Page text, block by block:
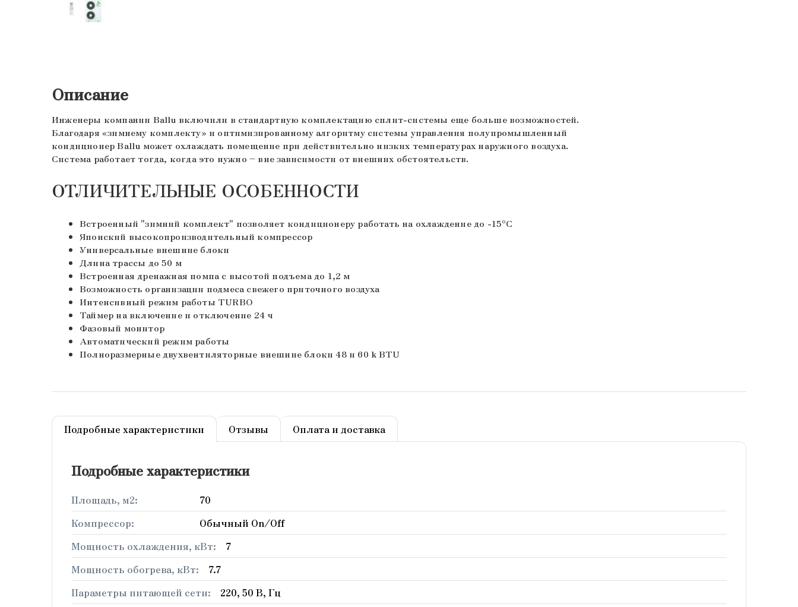
Описание
Инженеры компании Ballu включили в стандартную комплектацию сплит-системы еще больше возможностей.
Благодаря «зимнему комплекту» и оптимизированному алгоритму системы управления полупромышленный
кондиционер Ballu может охлаждать помещение при действительно низких температурах наружного воздуха.
Система работает тогда, когда это нужно – вне зависимости от внешних обстоятельств.
ОТЛИЧИТЕЛЬНЫЕ ОСОБЕННОСТИ
Встроенный "зимний комплект" позволяет кондиционеру работать на охлаждение до -15°С
Японский высокопроизводительный компрессор
Универсальные внешние блоки
Длина трассы до 50 м
Встроенная дренажная помпа с высотой подъема до 1,2 м
Возможность организации подмеса свежего приточного воздуха
Интенсивный режим работы TURBO
Таймер на включение и отключение 24 ч
Фазовый монитор
Автоматический режим работы
Полноразмерные двухвентиляторные внешние блоки 48 и 60 k BTU
Подробные характеристики Отзывы Оплата и доставка
Подробные характеристики
Площадь, м2:
70
Компрессор:
Обычный On/Off
Мощность охлаждения, кВт:
7
Мощность обогрева, кВт:
7.7
Параметры питающей сети:
220, 50 В, Гц